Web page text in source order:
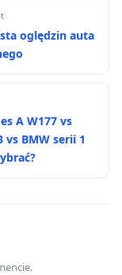
oględzin auta
A W177 vs
vs BMW serii 1